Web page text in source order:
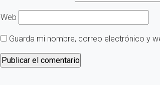
Web
Guarda mi nombre, correo electrónico y